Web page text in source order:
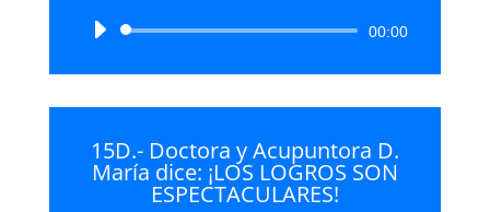
Reproductor
audio
00:00
15D.- Doctora y Acupuntora D.
María dice: ¡LOS LOGROS SON
ESPECTACULARES!